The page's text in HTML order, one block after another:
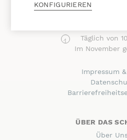
info
(Montag bis
Täglich von
Im November
Impressum &
ÜBER DAS
Über
KONFIGURIEREN